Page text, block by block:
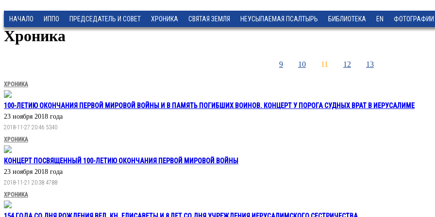
НАЧАЛО ИППО ПРЕДСЕДАТЕЛЬ И СОВЕТ ХРОНИКА СВЯТАЯ ЗЕМЛЯ НЕУСЫПАЕМАЯ ПСАЛТЫРЬ БИБЛИОТЕКА EN ФОТОГРАФИИ
Хроника
9 10 11 12 13
ХРОНИКА
100-ЛЕТИЮ ОКОНЧАНИЯ ПЕРВОЙ МИРОВОЙ ВОЙНЫ И В ПАМЯТЬ ПОГИБШИХ ВОИНОВ. КОНЦЕРТ У ПОРОГА СУДНЫХ ВРАТ В ИЕРУСАЛИМЕ
23 ноября 2018 года
2018-11-27 20:46 5340
ХРОНИКА
КОНЦЕРТ ПОСВЯЩЕННЫЙ 100-ЛЕТИЮ ОКОНЧАНИЯ ПЕРВОЙ МИРОВОЙ ВОЙНЫ
23 ноября 2018 года
2018-11-21 20:38 4788
ХРОНИКА